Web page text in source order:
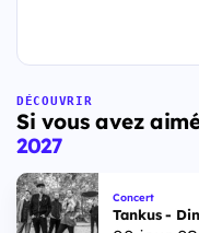
DÉCOUVRIR
Si vous avez
2027
Concert
Tankus -